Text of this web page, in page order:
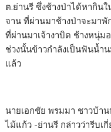
ต.ย่านรี ซึ่งช้างป่าได้หากิน
จาน ที่ผ่านมาช้างป่าจะมาพั
ที่ผ่านมาเจ้างาบิด ช้างหนุ่ม
ช่วงนั้นข้าวกำลังเป็นฟันน้ำ
แล้ว
นายเอกชัย พรมมา ชาวบ้า
ไม้แก้ว -ย่านรี กล่าวว่ารีบเ